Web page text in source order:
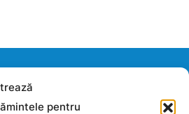
pentru
poti scrie aici: tiandero@yahoo.com